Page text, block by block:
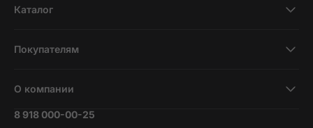
Каталог
Планшеты
Наушники и колонки
Покупателям
Трейд-ин
О компании
Вакансии
8 918 000-00-25